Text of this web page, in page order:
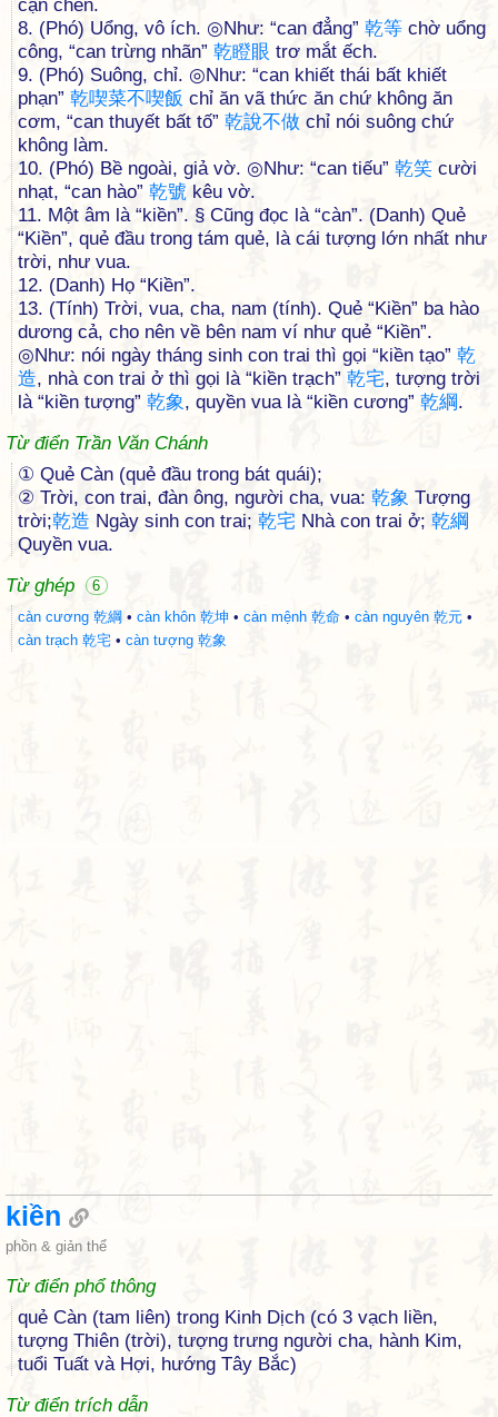
cạn chén.
8. (Phó) Uổng, vô ích. ◎Như: “can đẳng” 乾等 chờ uổng
công, “can trừng nhãn” 乾瞪眼 trơ mắt ếch.
9. (Phó) Suông, chỉ. ◎Như: “can khiết thái bất khiết
phạn” 乾喫菜不喫飯 chỉ ăn vã thức ăn chứ không ăn
cơm, “can thuyết bất tố” 乾說不做 chỉ nói suông chứ
không làm.
10. (Phó) Bề ngoài, giả vờ. ◎Như: “can tiếu” 乾笑 cười
nhạt, “can hào” 乾號 kêu vờ.
11. Một âm là “kiền”. § Cũng đọc là “càn”. (Danh) Quẻ
“Kiền”, quẻ đầu trong tám quẻ, là cái tượng lớn nhất như
trời, như vua.
12. (Danh) Họ “Kiền”.
13. (Tính) Trời, vua, cha, nam (tính). Quẻ “Kiền” ba hào
dương cả, cho nên về bên nam ví như quẻ “Kiền”.
◎Như: nói ngày tháng sinh con trai thì gọi “kiền tạo” 乾
造, nhà con trai ở thì gọi là “kiền trạch” 乾宅, tượng trời
là “kiền tượng” 乾象, quyền vua là “kiền cương” 乾綱.
Từ điển Trần Văn Chánh
① Quẻ Càn (quẻ đầu trong bát quái);
② Trời, con trai, đàn ông, người cha, vua: 乾象 Tượng
trời;乾造 Ngày sinh con trai; 乾宅 Nhà con trai ở; 乾綱
Quyền vua.
Từ ghép
6
càn cương 乾綱 • càn khôn 乾坤 • càn mệnh 乾命 • càn nguyên 乾元 •
càn trạch 乾宅 • càn tượng 乾象
kiền
phồn & giản thể
Từ điển phổ thông
quẻ Càn (tam liên) trong Kinh Dịch (có 3 vạch liền,
tượng Thiên (trời), tượng trưng người cha, hành Kim,
tuổi Tuất và Hợi, hướng Tây Bắc)
Từ điển trích dẫn